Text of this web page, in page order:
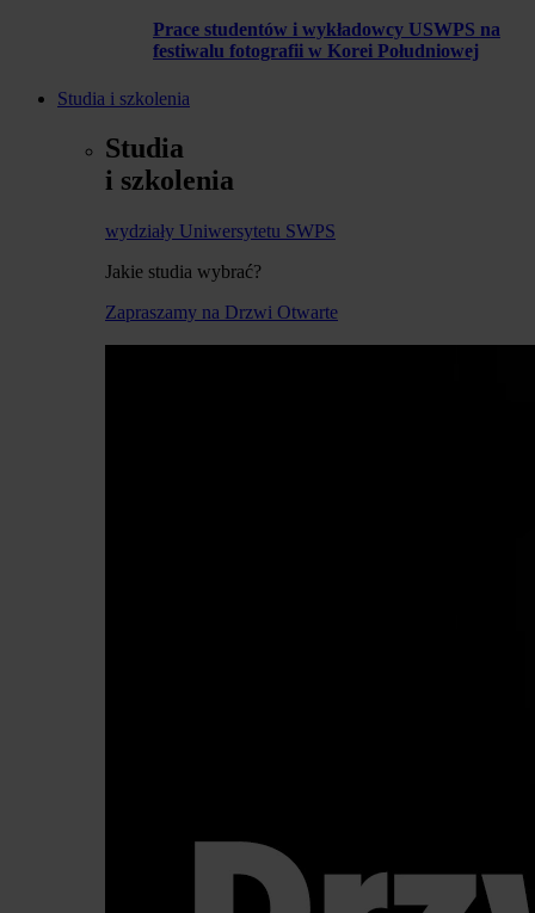
Prace studentów i wykładowcy USWPS na
festiwalu fotografii w Korei Południowej
Studia i szkolenia
Studia
i szkolenia
wydziały Uniwersytetu SWPS
Jakie studia wybrać?
Zapraszamy na Drzwi Otwarte